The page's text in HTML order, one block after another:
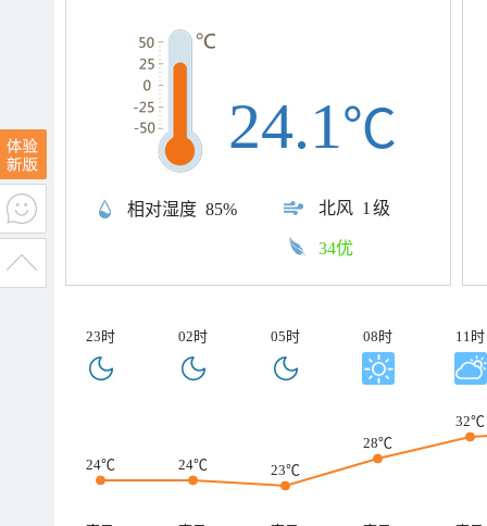
相对湿度 85% 北风 1级
24.1℃
34优
23时 02时 05时 08时 11时
24℃ 24℃ 23℃
28℃
32℃